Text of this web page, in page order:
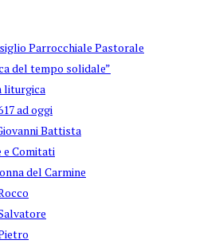
Parrocchiale Pastorale
del tempo solidale”
liturgica
ad oggi
Battista
e Comitati
del Carmine